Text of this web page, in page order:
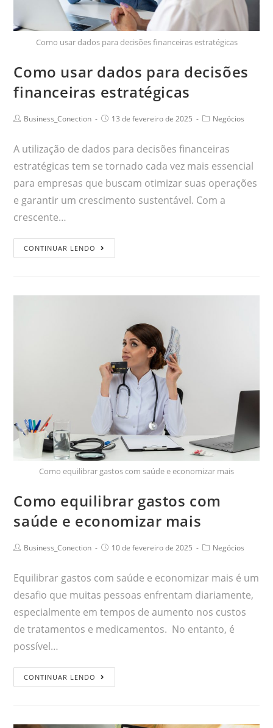
Como usar dados para decisões financeiras estratégicas
Como usar dados para decisões
financeiras estratégicas
Business_Conection 13 de fevereiro de 2025 Negócios
A utilização de dados para decisões financeiras
estratégicas tem se tornado cada vez mais essencial
para empresas que buscam otimizar suas operações
e garantir um crescimento sustentável. Com a
crescente…
CONTINUAR LENDO
Como equilibrar gastos com saúde e economizar mais
Como equilibrar gastos com
saúde e economizar mais
Business_Conection 10 de fevereiro de 2025 Negócios
Equilibrar gastos com saúde e economizar mais é um
desafio que muitas pessoas enfrentam diariamente,
especialmente em tempos de aumento nos custos
de tratamentos e medicamentos. No entanto, é
possível…
CONTINUAR LENDO